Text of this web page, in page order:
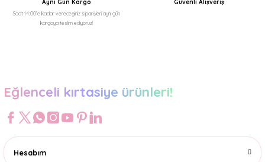
Aynı Gün Kargo
Saat 14:00'e kadar vereceğiniz siparişleri aynı gün
kargoya teslim ediyoruz!
Güvenli Alışveriş
Eğlenceli kırtasiye ürünleri!
Hesabım